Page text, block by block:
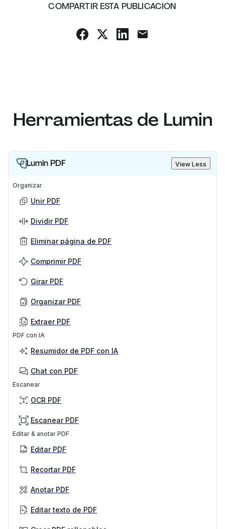
COMPARTIR ESTA PUBLICACIÓN
Herramientas de Lumin
Lumin PDF View Less
Organizar
Unir PDF
Dividir PDF
Eliminar página de PDF
Comprimir PDF
Girar PDF
Organizar PDF
Extraer PDF
PDF con IA
Resumidor de PDF con IA
Chat con PDF
Escanear
OCR PDF
Escanear PDF
Editar & anotar PDF
Editar PDF
Recortar PDF
Anotar PDF
Editar texto de PDF